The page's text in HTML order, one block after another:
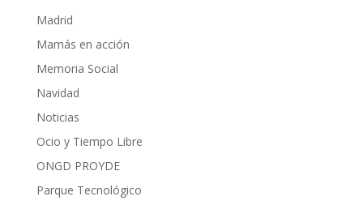
Madrid
Mamás en acción
Memoria Social
Navidad
Noticias
Ocio y Tiempo Libre
ONGD PROYDE
Parque Tecnológico